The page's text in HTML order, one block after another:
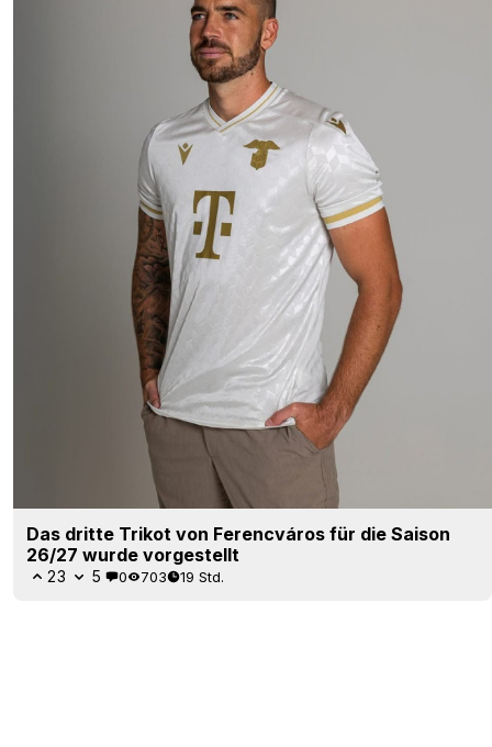
Das dritte Trikot von Ferencváros für die Saison
26/27 wurde vorgestellt
23 5 0 703 19 Std.